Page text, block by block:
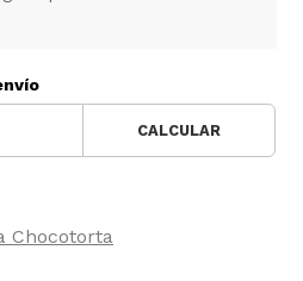
CALCULAR
Chocotorta